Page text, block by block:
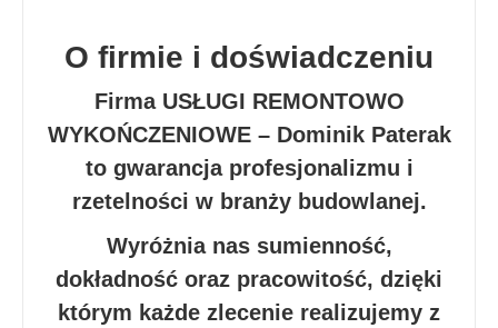
O firmie i doświadczeniu
Firma USŁUGI REMONTOWO
WYKOŃCZENIOWE – Dominik Paterak
to gwarancja profesjonalizmu i
rzetelności w branży budowlanej.
Wyróżnia nas sumienność,
dokładność oraz pracowitość, dzięki
którym każde zlecenie realizujemy z